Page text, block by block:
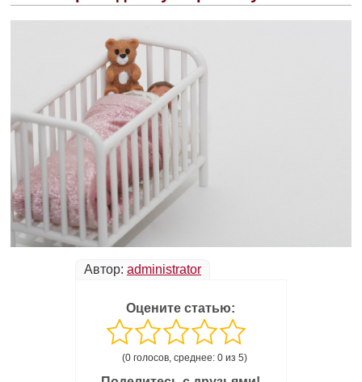
Автор: administrator
Оцените статью:
(0 голосов, среднее: 0 из 5)